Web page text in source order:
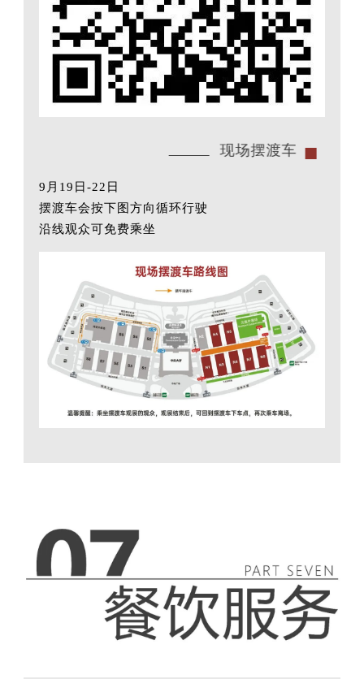
现场摆渡车
9月19日-22日
摆渡车会按下图方向循环行驶
沿线观众可免费乘坐